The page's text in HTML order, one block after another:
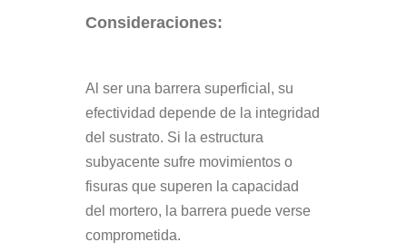
Consideraciones:
Al ser una barrera superficial, su
efectividad depende de la integridad
del sustrato. Si la estructura
subyacente sufre movimientos o
fisuras que superen la capacidad
del mortero, la barrera puede verse
comprometida.